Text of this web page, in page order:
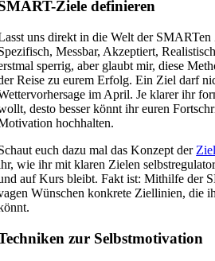
Ziele definieren
uns direkt in die Welt der SMARTen
Messbar, Akzeptiert,
sperrig, aber glaubt mir, diese
Reise zu eurem Erfolg. Ein Ziel darf
im April. Je klarer ihr
desto besser könnt ihr euren
hochhalten.
euch dazu mal das Konzept der
wie ihr mit klaren Zielen
auf Kurs bleibt. Fakt ist: Mithilfe der
Wünschen konkrete Ziellinien, die
zur Selbstmotivation